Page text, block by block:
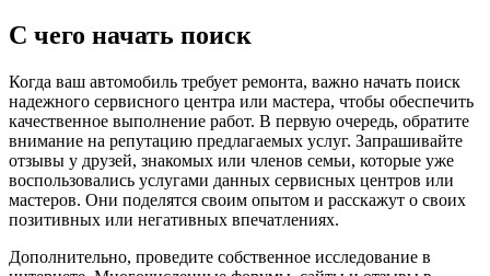
С чего начать поиск
Когда ваш автомобиль требует ремонта, важно начать поиск
надежного сервисного центра или мастера, чтобы обеспечить
качественное выполнение работ. В первую очередь, обратите
внимание на репутацию предлагаемых услуг. Запрашивайте
отзывы у друзей, знакомых или членов семьи, которые уже
воспользовались услугами данных сервисных центров или
мастеров. Они поделятся своим опытом и расскажут о своих
позитивных или негативных впечатлениях.
Дополнительно, проведите собственное исследование в